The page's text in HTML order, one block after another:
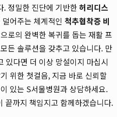
. 정밀한 진단에 기반한허리디스
어주는 체계적인 척추협착증 비
로의 완벽한 복귀를 돕는 재활 프
든 솔루션을 갖추고 있습니다. 만
있다면 더 이상 망설이지 마십시
위한 첫걸음, 지금 바로 신뢰할
있는 S서울병원과 상담하세요.
끝까지 책임지고 함께하겠습니다.